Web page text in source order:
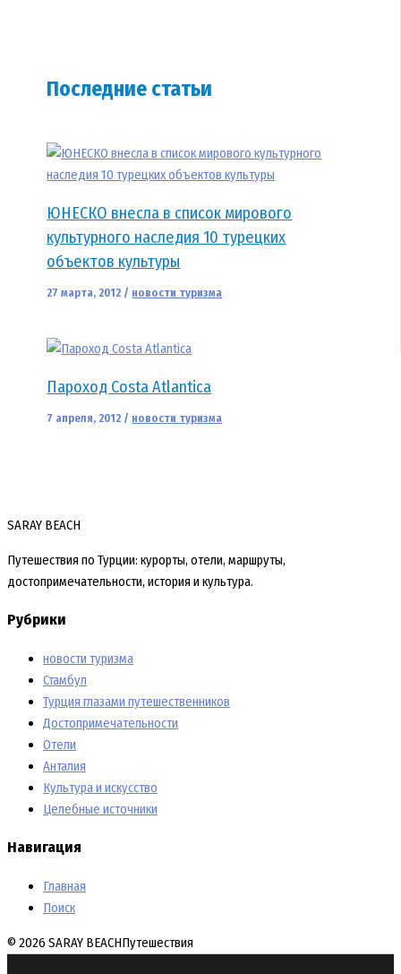
Последние статьи
ЮНЕСКО внесла в список мирового
культурного наследия 10 турецких
объектов культуры
27 марта, 2012 / новости туризма
Пароход Costa Atlantica
7 апреля, 2012 / новости туризма
SARAY BEACH
Путешествия по Турции: курорты, отели, маршруты,
достопримечательности, история и культура.
Рубрики
новости туризма
Стамбул
Турция глазами путешественников
Достопримечательности
Отели
Анталия
Культура и искусство
Целебные источники
Навигация
Главная
Поиск
© 2026 SARAY BEACHПутешествия